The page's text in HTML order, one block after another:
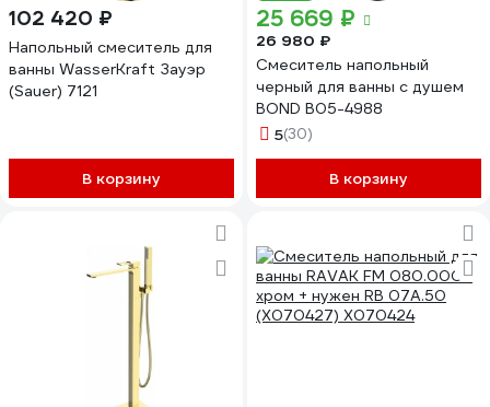
102 420 ₽
Напольный смеситель для
ванны WasserKraft Зауэр
(Sauer) 7121
В корзину
25 669 ₽
26 980 ₽
Смеситель напольный
черный для ванны с душем
BOND B05-4988
5(30)
В корзину